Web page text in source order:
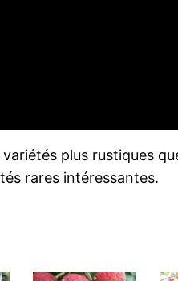
plus rustiques
rares intéressantes.